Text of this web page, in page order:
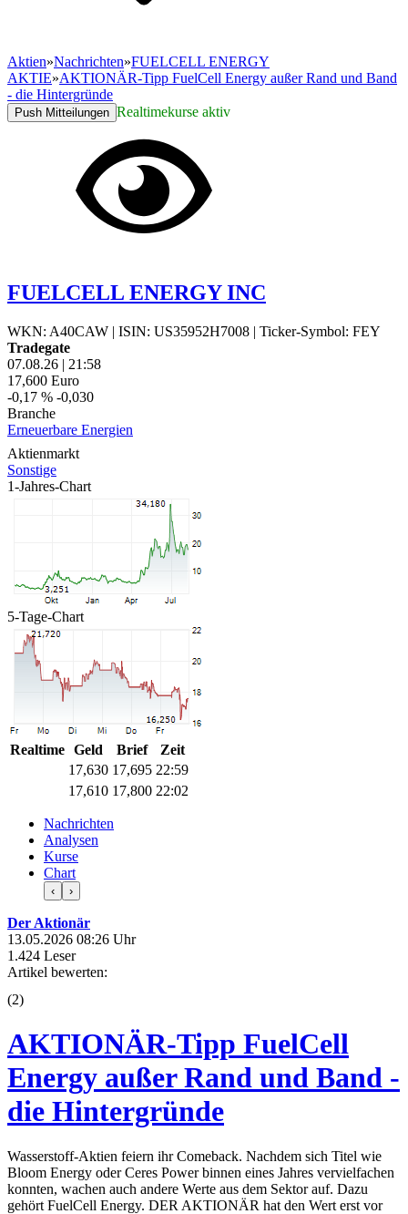
Aktien»Nachrichten»FUELCELL ENERGY
AKTIE»AKTIONÄR-Tipp FuelCell Energy außer Rand und Band
- die Hintergründe
Push Mitteilungen Realtimekurse aktiv
FUELCELL ENERGY INC
WKN: A40CAW | ISIN: US35952H7008 | Ticker-Symbol: FEY
Tradegate
07.08.26 | 21:58
17,600 Euro
-0,17 % -0,030
Branche
Erneuerbare Energien
Aktienmarkt
Sonstige
1-Jahres-Chart
5-Tage-Chart
Realtime Geld Brief
Zeit
17,630 17,695 22:59
17,610 17,800 22:02
Nachrichten
Analysen
Kurse
Chart
‹ ›
Der Aktionär
13.05.2026 08:26 Uhr
1.424 Leser
Artikel bewerten:
(2)
AKTIONÄR-Tipp FuelCell
Energy außer Rand und Band -
die Hintergründe
Wasserstoff-Aktien feiern ihr Comeback. Nachdem sich Titel wie
Bloom Energy oder Ceres Power binnen eines Jahres vervielfachen
konnten, wachen auch andere Werte aus dem Sektor auf. Dazu
gehört FuelCell Energy. DER AKTIONÄR hat den Wert erst vor